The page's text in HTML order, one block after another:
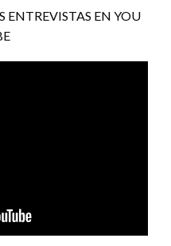
ENTREVISTAS EN YOU